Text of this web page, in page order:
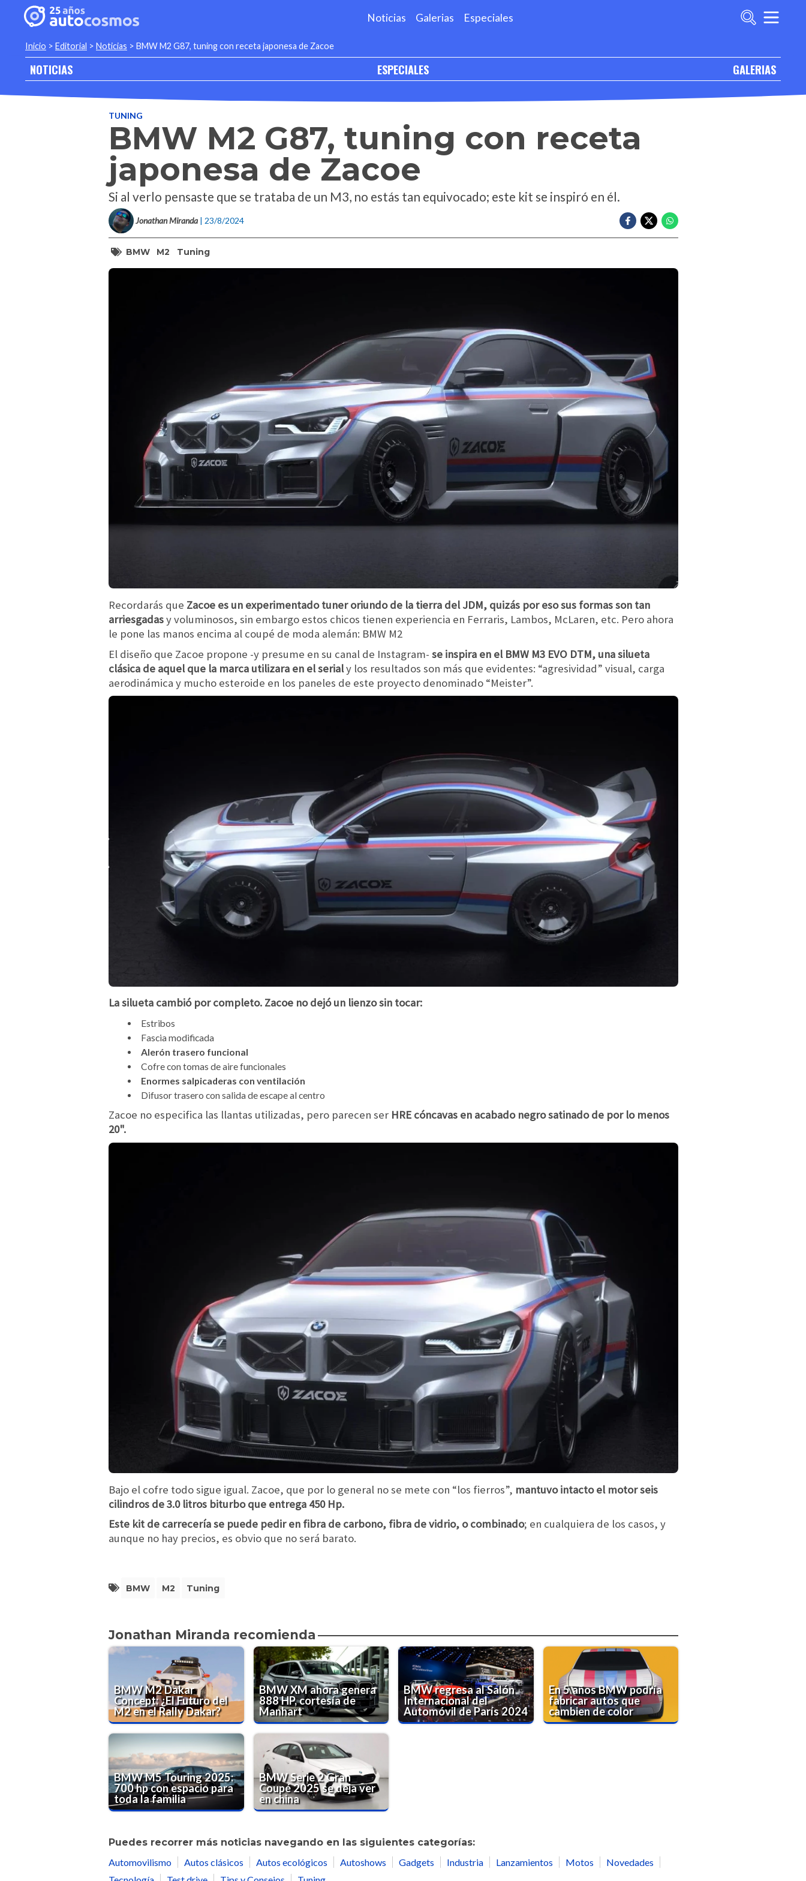
Noticias Galerias Especiales
Inicio > Editorial > Noticias > BMW M2 G87, tuning con receta japonesa de Zacoe
NOTICIAS ESPECIALES GALERIAS
TUNING
BMW M2 G87, tuning con receta
japonesa de Zacoe
Si al verlo pensaste que se trataba de un M3, no estás tan equivocado; este kit se inspiró en él.
Jonathan Miranda | 23/8/2024
BMW M2 Tuning
Recordarás que Zacoe es un experimentado tuner oriundo de la tierra del JDM, quizás por eso sus formas son tan
arriesgadasy voluminosos, sin embargo estos chicos tienen experiencia en Ferraris, Lambos, McLaren, etc. Pero ahora
le pone las manos encima al coupé de moda alemán: BMW M2
El diseño que Zacoe propone -y presume en su canal de Instagram- se inspira en el BMW M3 EVO DTM, una silueta
clásica de aquel que la marca utilizara en el serialy los resultados son más que evidentes: “agresividad” visual, carga
aerodinámica y mucho esteroide en los paneles de este proyecto denominado “Meister”.
La silueta cambió por completo. Zacoe no dejó un lienzo sin tocar:
Estribos
Fascia modificada
Alerón trasero funcional
Cofre con tomas de aire funcionales
Enormes salpicaderas con ventilación
Difusor trasero con salida de escape al centro
Zacoe no especifica las llantas utilizadas, pero parecen ser HRE cóncavas en acabado negro satinado de por lo menos
20".
Bajo el cofre todo sigue igual. Zacoe, que por lo general no se mete con “los fierros”, mantuvo intacto el motor seis
cilindros de 3.0 litros biturbo que entrega 450 Hp.
Este kit de carrecería se puede pedir en fibra de carbono, fibra de vidrio, o combinado; en cualquiera de los casos, y
aunque no hay precios, es obvio que no será barato.
BMW M2 Tuning
Jonathan Miranda recomienda
BMW M2 Dakar
Concept: ¿El Futuro del
M2 en el Rally Dakar?
BMW XM ahora genera
888 HP, cortesía de
Manhart
BMW regresa al Salón
Internacional del
Automóvil de París 2024
En 5 años BMW podría
fabricar autos que
cambien de color
BMW M5 Touring 2025:
700 hp con espacio para
toda la familia
BMW Serie 2 Gran
Coupé 2025 se deja ver
en china
Puedes recorrer más noticias navegando en las siguientes categorías:
Automovilismo
Autos clásicos Autos ecológicos Autoshows Gadgets Industria Lanzamientos Motos
Novedades